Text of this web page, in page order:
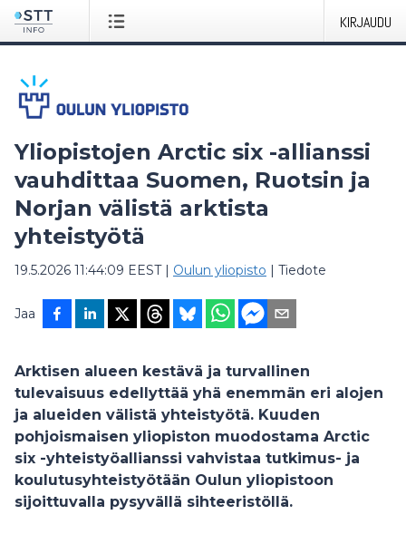
KIRJAUDU
Yliopistojen Arctic six -allianssi
vauhdittaa Suomen, Ruotsin ja
Norjan välistä arktista
yhteistyötä
19.5.2026 11:44:09 EEST| Oulun yliopisto | Tiedote
Jaa
Arktisen alueen kestävä ja turvallinen
tulevaisuus edellyttää yhä enemmän eri alojen
ja alueiden välistä yhteistyötä. Kuuden
pohjoismaisen yliopiston muodostama Arctic
six -yhteistyöallianssi vahvistaa tutkimus- ja
koulutusyhteistyötään Oulun yliopistoon
sijoittuvalla pysyvällä sihteeristöllä.